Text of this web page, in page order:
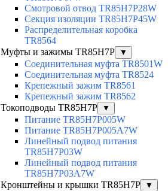
Смотровой отвод TR85H7P28W
Секция изоляции TR85H7P45W
Распределительная коробка
TR8564
Муфты и зажимы TR85H7P
▼
Соединительная муфта TR8501W
Соединительная муфта TR8524
Крепежный зажим TR8561
Крепежный зажим TR8562
Токоподводы TR85H7P
▼
Питание TR85H7P005W
Питание TR85H7P005A7W
Линейный подвод питания
TR85H7P03W
Линейный подвод питания
TR85H7P03A7W
Кронштейны и крышки TR85H7P
▼